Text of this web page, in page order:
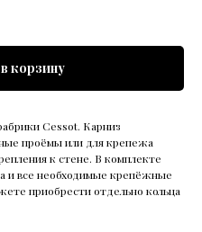
корзину
Cessot. Карниз
проёмы или для крепежа
к стене. В комплекте
и все необходимые крепёжные
приобрести отдельно кольца